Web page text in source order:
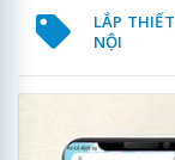
LẮP
NỘI